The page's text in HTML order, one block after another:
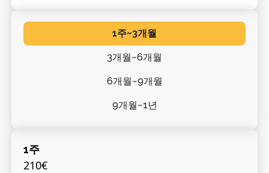
1주~3개월
3개월~6개월
6개월~9개월
9개월~1년
1주
210€